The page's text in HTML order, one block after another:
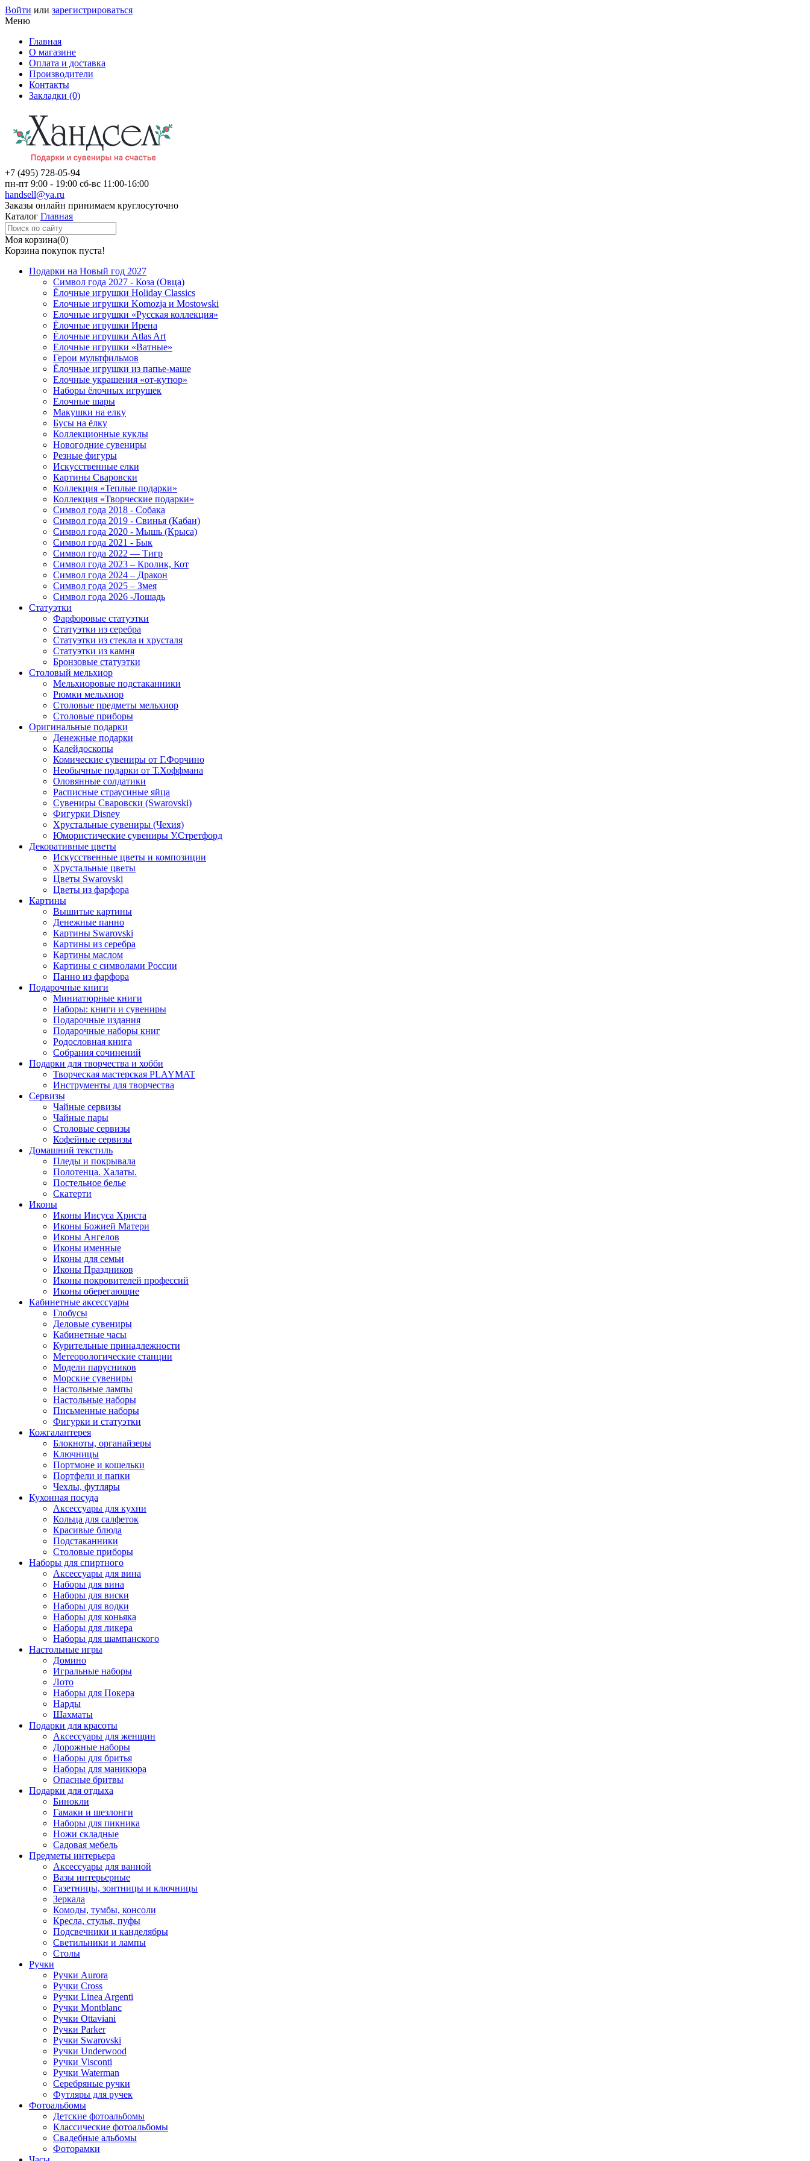
Войти или зарегистрироваться
Меню
Главная
О магазине
Оплата и доставка
Производители
Контакты
Закладки (0)
+7 (495) 728-05-94
пн-пт 9:00 - 19:00 сб-вс 11:00-16:00
handsell@ya.ru
Заказы онлайн принимаем круглосуточно
Каталог Главная
Моя корзина(0)
Корзина покупок пуста!
Подарки на Новый год 2027
Символ года 2027 - Коза (Овца)
Ёлочные игрушки Holiday Classics
Елочные игрушки Komozja и Mostowski
Елочные игрушки «Русская коллекция»
Ёлочные игрушки Ирена
Ёлочные игрушки Atlas Art
Елочные игрушки «Ватные»
Герои мультфильмов
Ёлочные игрушки из папье-маше
Елочные украшения «от-кутюр»
Наборы ёлочных игрушек
Елочные шары
Макушки на елку
Бусы на ёлку
Коллекционные куклы
Новогодние сувениры
Резные фигуры
Искусственные елки
Картины Сваровски
Коллекция «Теплые подарки»
Коллекция «Творческие подарки»
Символ года 2018 - Собака
Символ года 2019 - Свинья (Кабан)
Символ года 2020 - Мышь (Крыса)
Символ года 2021 - Бык
Символ года 2022 — Тигр
Символ года 2023 – Кролик, Кот
Символ года 2024 – Дракон
Символ года 2025 – Змея
Символ года 2026 -Лошадь
Статуэтки
Фарфоровые статуэтки
Статуэтки из серебра
Статуэтки из стекла и хрусталя
Статуэтки из камня
Бронзовые статуэтки
Столовый мельхиор
Мельхиоровые подстаканники
Рюмки мельхиор
Столовые предметы мельхиор
Столовые приборы
Оригинальные подарки
Денежные подарки
Калейдоскопы
Комические сувениры от Г.Форчино
Необычные подарки от Т.Хоффмана
Оловянные солдатики
Расписные страусиные яйца
Сувениры Сваровски (Swarovski)
Фигурки Disney
Хрустальные сувениры (Чехия)
Юмористические сувениры У.Стретфорд
Декоративные цветы
Искусственные цветы и композиции
Хрустальные цветы
Цветы Swarovski
Цветы из фарфора
Картины
Вышитые картины
Денежные панно
Картины Swarovski
Картины из серебра
Картины маслом
Картины с символами России
Панно из фарфора
Подарочные книги
Миниатюрные книги
Наборы: книги и сувениры
Подарочные издания
Подарочные наборы книг
Родословная книга
Собрания сочинений
Подарки для творчества и хобби
Творческая мастерская PLAYMAT
Инструменты для творчества
Cервизы
Чайные сервизы
Чайные пары
Столовые сервизы
Кофейные сервизы
Домашний текстиль
Пледы и покрывала
Полотенца. Халаты.
Постельное белье
Скатерти
Иконы
Иконы Иисуса Христа
Иконы Божией Матери
Иконы Ангелов
Иконы именные
Иконы для семьи
Иконы Праздников
Иконы покровителей профессий
Иконы оберегающие
Кабинетные аксессуары
Глобусы
Деловые сувениры
Кабинетные часы
Курительные принадлежности
Метеорологические станции
Модели парусников
Морские сувениры
Настольные лампы
Настольные наборы
Письменные наборы
Фигурки и статуэтки
Кожгалантерея
Блокноты, органайзеры
Ключницы
Портмоне и кошельки
Портфели и папки
Чехлы, футляры
Кухонная посуда
Аксессуары для кухни
Кольца для салфеток
Красивые блюда
Подстаканники
Столовые приборы
Наборы для спиртного
Аксессуары для вина
Наборы для вина
Наборы для виски
Наборы для водки
Наборы для коньяка
Наборы для ликера
Наборы для шампанского
Настольные игры
Домино
Игральные наборы
Лото
Наборы для Покера
Нарды
Шахматы
Подарки для красоты
Аксессуары для женщин
Дорожные наборы
Наборы для бритья
Наборы для маникюра
Опасные бритвы
Подарки для отдыха
Бинокли
Гамаки и шезлонги
Наборы для пикника
Ножи складные
Садовая мебель
Предметы интерьера
Аксессуары для ванной
Вазы интерьерные
Газетницы, зонтницы и ключницы
Зеркала
Комоды, тумбы, консоли
Кресла, стулья, пуфы
Подсвечники и канделябры
Светильники и лампы
Столы
Ручки
Ручки Aurora
Ручки Cross
Ручки Linea Argenti
Ручки Montblanc
Ручки Ottaviani
Ручки Parker
Ручки Swarovski
Ручки Underwood
Ручки Visconti
Ручки Waterman
Серебряные ручки
Футляры для ручек
Фотоальбомы
Детские фотоальбомы
Классические фотоальбомы
Свадебные альбомы
Фоторамки